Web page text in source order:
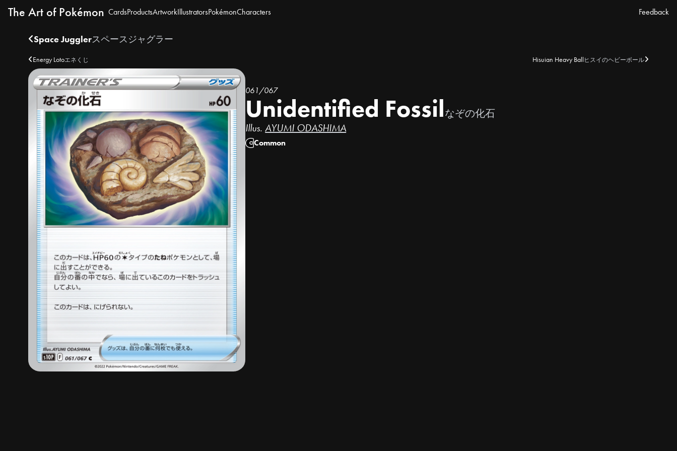
The Art of Pokémon CardsProductsArtworkIllustratorsPokémonCharacters Feedback
Space Jugglerスペースジャグラー
Energy Lotoエネくじ Hisuian Heavy Ball ヒスイのヘビーボール
061/067
Unidentified Fossilなぞの化石
Illus.AYUMI ODASHIMA
Common